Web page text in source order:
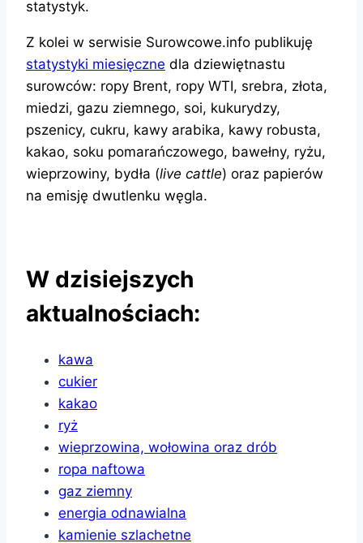
statystyk.
Z kolei w serwisie Surowcowe.info publikuję
statystyki miesięczne dla dziewiętnastu
surowców: ropy Brent, ropy WTI, srebra, złota,
miedzi, gazu ziemnego, soi, kukurydzy,
pszenicy, cukru, kawy arabika, kawy robusta,
kakao, soku pomarańczowego, bawełny, ryżu,
wieprzowiny, bydła (live cattle) oraz papierów
na emisję dwutlenku węgla.
W dzisiejszych
aktualnościach:
kawa
cukier
kakao
ryż
wieprzowina, wołowina oraz drób
ropa naftowa
gaz ziemny
energia odnawialna
kamienie szlachetne